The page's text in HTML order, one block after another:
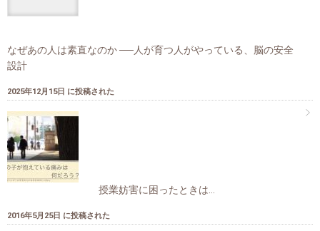
なぜあの人は素直なのか ──人が育つ人がやっている、脳の安全
設計
2025年12月15日 に投稿された
授業妨害に困ったときは…
2016年5月25日 に投稿された